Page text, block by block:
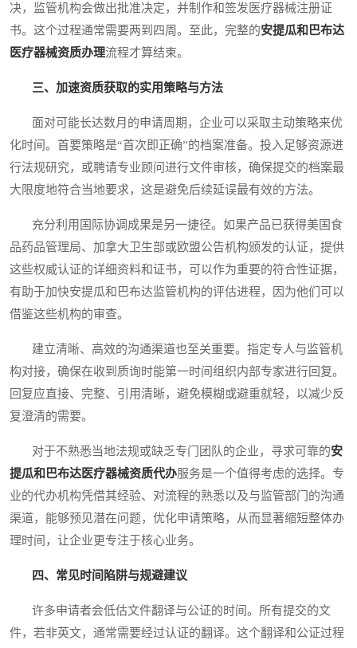
决，监管机构会做出批准决定，并制作和签发医疗器械注册证
书。这个过程通常需要两到四周。至此，完整的安提瓜和巴布达
医疗器械资质办理流程才算结束。
三、加速资质获取的实用策略与方法
面对可能长达数月的申请周期，企业可以采取主动策略来优
化时间。首要策略是“首次即正确”的档案准备。投入足够资源进
行法规研究，或聘请专业顾问进行文件审核，确保提交的档案最
大限度地符合当地要求，这是避免后续延误最有效的方法。
充分利用国际协调成果是另一捷径。如果产品已获得美国食
品药品管理局、加拿大卫生部或欧盟公告机构颁发的认证，提供
这些权威认证的详细资料和证书，可以作为重要的符合性证据，
有助于加快安提瓜和巴布达监管机构的评估进程，因为他们可以
借鉴这些机构的审查。
建立清晰、高效的沟通渠道也至关重要。指定专人与监管机
构对接，确保在收到质询时能第一时间组织内部专家进行回复。
回复应直接、完整、引用清晰，避免模糊或避重就轻，以减少反
复澄清的需要。
对于不熟悉当地法规或缺乏专门团队的企业，寻求可靠的安
提瓜和巴布达医疗器械资质代办服务是一个值得考虑的选择。专
业的代办机构凭借其经验、对流程的熟悉以及与监管部门的沟通
渠道，能够预见潜在问题，优化申请策略，从而显著缩短整体办
理时间，让企业更专注于核心业务。
四、常见时间陷阱与规避建议
许多申请者会低估文件翻译与公证的时间。所有提交的文
件，若非英文，通常需要经过认证的翻译。这个翻译和公证过程